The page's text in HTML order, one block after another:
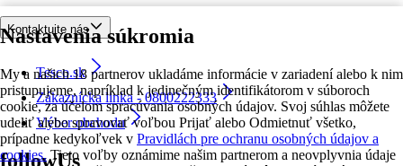
Nastavenia súkromia
My a našich 18 partnerov ukladáme informácie v zariadení alebo k nim
pristupujeme, napríklad k jedinečným identifikátorom v súboroch
cookie, za účelom spracúvania osobných údajov. Svoj súhlas môžete
udeliť alebo spravovať voľbou Prijať alebo Odmietnuť všetko,
prípadne kedykoľvek v Pravidlách pre ochranu osobných údajov a
cookies. Tieto voľby oznámime našim partnerom a neovplyvnia údaje
Kontaktujte nás
Tesco.sk
Zákaznícka linka - 0800222333
Výber obchodu
followUs